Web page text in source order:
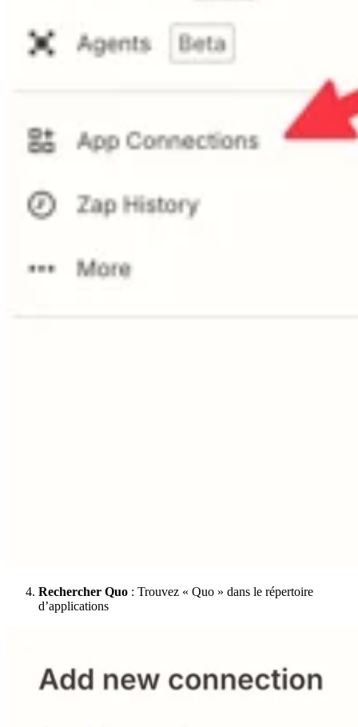
Rechercher Quo : Trouvez « Quo » dans le répertoire
d’applications